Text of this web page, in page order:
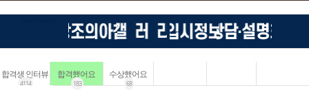
합격생 인터뷰
4114
합격했어요
183
수상했어요
68